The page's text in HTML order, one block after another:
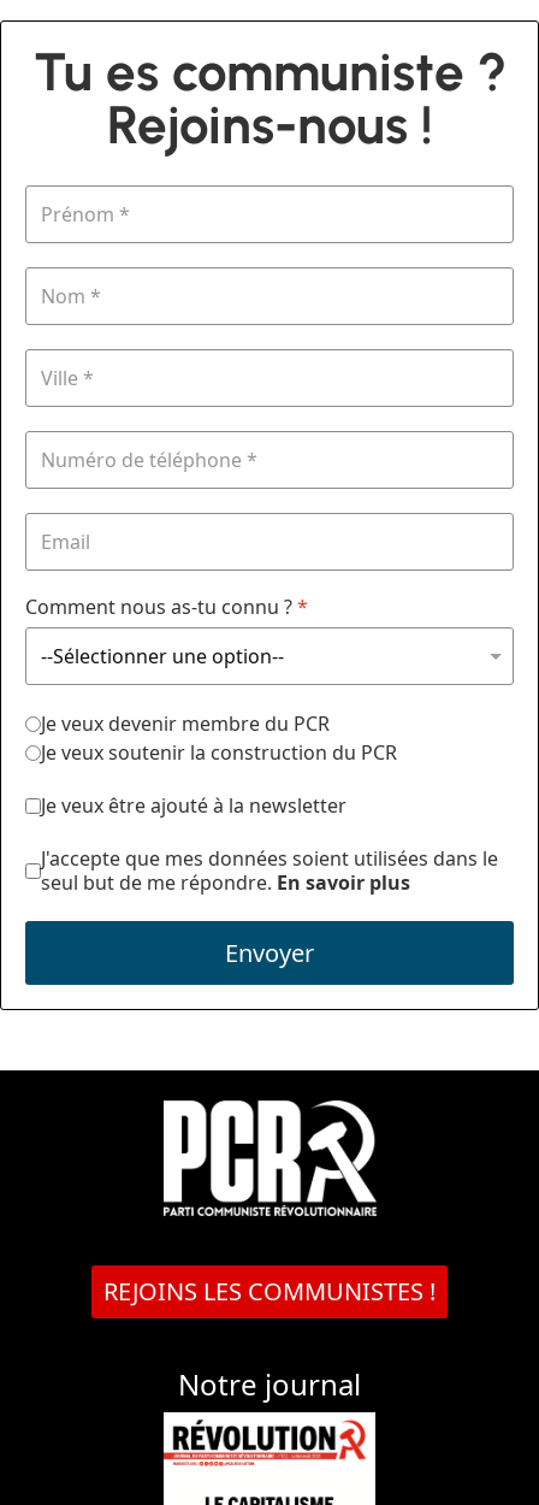
Tu es communiste ?
Rejoins-nous !
Comment nous as-tu connu ?*
Je veux devenir membre du PCR
Je veux soutenir la construction du PCR
Je veux être ajouté à la newsletter
J'accepte que mes données soient utilisées dans le
seul but de me répondre. En savoir plus
Envoyer
REJOINS LES COMMUNISTES !
Notre journal